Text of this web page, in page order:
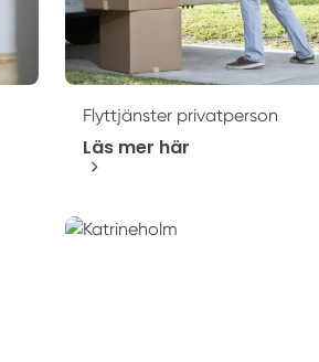
Flyttjänster privatperson
Läs mer här